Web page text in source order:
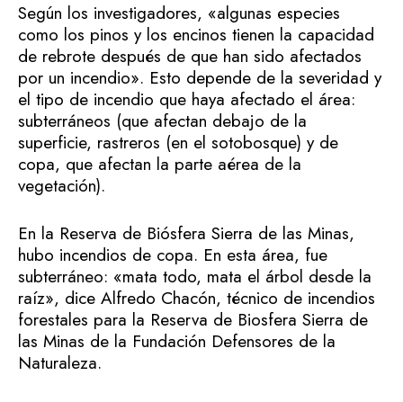
Según los investigadores, «algunas especies
como los pinos y los encinos tienen la capacidad
de rebrote después de que han sido afectados
por un incendio». Esto depende de la severidad y
el tipo de incendio que haya afectado el área:
subterráneos (que afectan debajo de la
superficie, rastreros (en el sotobosque) y de
copa, que afectan la parte aérea de la
vegetación).
En la Reserva de Biósfera Sierra de las Minas,
hubo incendios de copa. En esta área, fue
subterráneo: «mata todo, mata el árbol desde la
raíz», dice Alfredo Chacón, técnico de incendios
forestales para la Reserva de Biosfera Sierra de
las Minas de la Fundación Defensores de la
Naturaleza.